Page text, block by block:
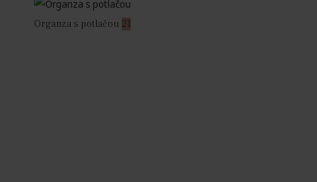
Organza s potlačou 21